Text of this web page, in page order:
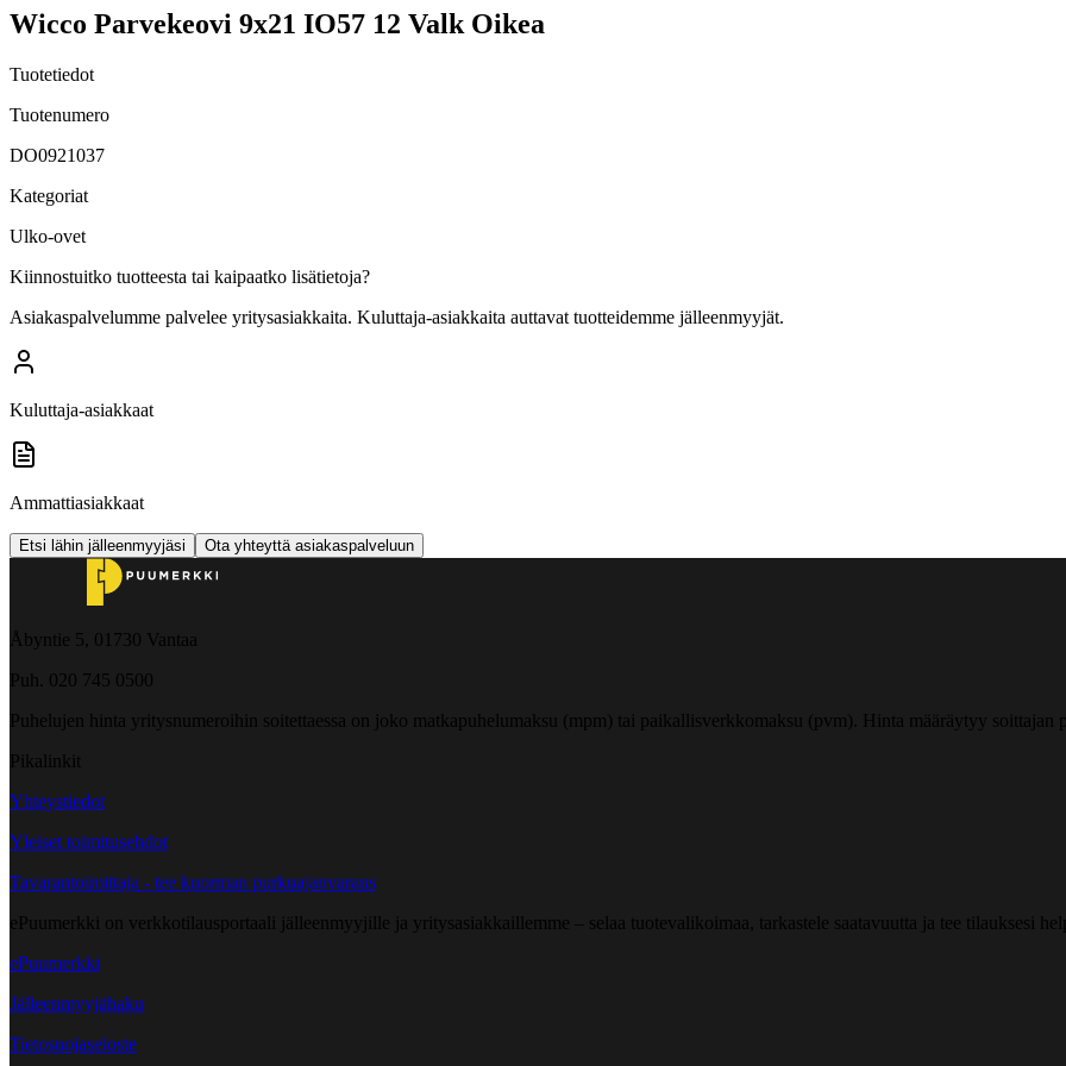
Wicco Parvekeovi 9x21 IO57 12 Valk Oikea
Tuotetiedot
Tuotenumero
DO0921037
Kategoriat
Ulko-ovet
Kiinnostuitko tuotteesta tai kaipaatko lisätietoja?
Asiakaspalvelumme palvelee yritysasiakkaita. Kuluttaja-asiakkaita auttavat tuotteidemme jälleenmyyjät.
Kuluttaja-asiakkaat
Ammattiasiakkaat
Etsi lähin jälleenmyyjäsi Ota yhteyttä asiakaspalveluun
Åbyntie 5, 01730 Vantaa
Puh. 020 745 0500
Puhelujen hinta yritysnumeroihin soitettaessa on joko matkapuhelumaksu (mpm) tai paikallisverkkomaksu (pvm). Hinta määräytyy soittajan
Pikalinkit
Yhteystiedot
Yleiset toimitusehdot
Tavarantoimittaja - tee kuorman purkuajanvaraus
ePuumerkki on verkkotilausportaali jälleenmyyjille ja yritysasiakkaillemme – selaa tuotevalikoimaa, tarkastele saatavuutta ja tee tilauksesi
ePuumerkki
Jälleenmyyjähaku
Tietosuojaseloste